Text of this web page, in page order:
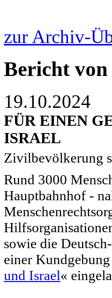
zur Archiv-
Bericht
19.10.2024
FÜR EINEN
ISRAEL
Zivilbevölkerung
Rund 3000
Hauptbahnhof -
sowie die
einer
und Israel«